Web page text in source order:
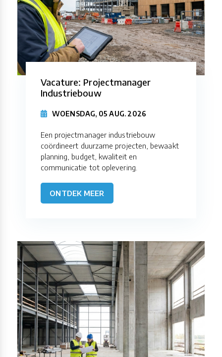
Vacature: Projectmanager
Industriebouw
WOENSDAG, 05 AUG. 2026
Een projectmanager industriebouw
coördineert duurzame projecten, bewaakt
planning, budget, kwaliteit en
communicatie tot oplevering.
ONTDEK MEER